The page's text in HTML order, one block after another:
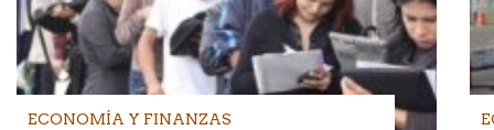
ECONOMÍA Y FINANZAS